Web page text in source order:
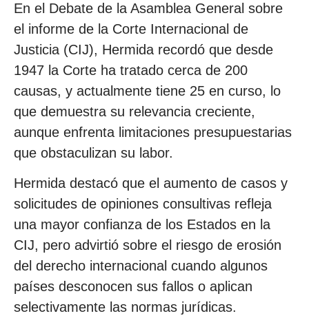
En el Debate de la Asamblea General sobre
el informe de la Corte Internacional de
Justicia (CIJ), Hermida recordó que desde
1947 la Corte ha tratado cerca de 200
causas, y actualmente tiene 25 en curso, lo
que demuestra su relevancia creciente,
aunque enfrenta limitaciones presupuestarias
que obstaculizan su labor.
Hermida destacó que el aumento de casos y
solicitudes de opiniones consultivas refleja
una mayor confianza de los Estados en la
CIJ, pero advirtió sobre el riesgo de erosión
del derecho internacional cuando algunos
países desconocen sus fallos o aplican
selectivamente las normas jurídicas.